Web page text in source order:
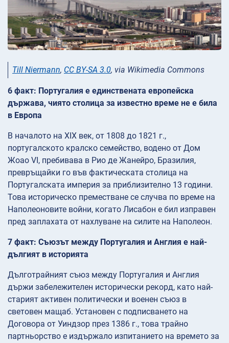
Till Niermann, CC BY-SA 3.0, via Wikimedia Commons
6 факт: Португалия е единствената европейска
държава, чиято столица за известно време не е била
в Европа
В началото на XIX век, от 1808 до 1821 г.,
португалското кралско семейство, водено от Дом
Жоао VI, пребивава в Рио де Жанейро, Бразилия,
превръщайки го във фактическата столица на
Португалската империя за приблизително 13 години.
Това историческо преместване се случва по време на
Наполеоновите войни, когато Лисабон е бил изправен
пред заплахата от нахлуване на силите на Наполеон.
7 факт: Съюзът между Португалия и Англия е най-
дългият в историята
Дълготрайният съюз между Португалия и Англия
държи забележителен исторически рекорд, като най-
старият активен политически и военен съюз в
световен мащаб. Установен с подписването на
Договора от Уиндзор през 1386 г., това трайно
партньорство е издържало изпитанието на времето за